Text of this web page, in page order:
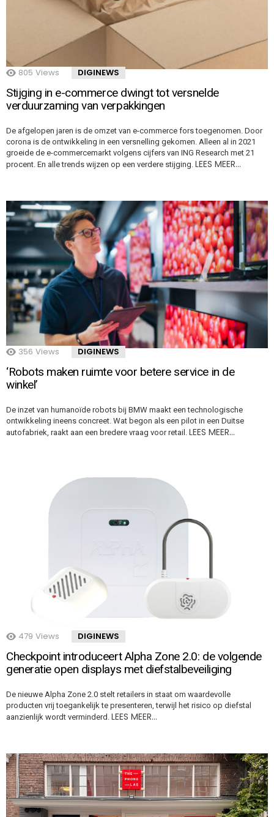
805 Views DIGINEWS
Stijging in e-commerce dwingt tot versnelde
verduurzaming van verpakkingen
De afgelopen jaren is de omzet van e-commerce fors toegenomen. Door
corona is de ontwikkeling in een versnelling gekomen. Alleen al in 2021
groeide de e-commercemarkt volgens cijfers van ING Research met 21
procent. En alle trends wijzen op een verdere stijging. LEES MEER…
356 Views DIGINEWS
‘Robots maken ruimte voor betere service in de
winkel’
De inzet van humanoïde robots bij BMW maakt een technologische
ontwikkeling ineens concreet. Wat begon als een pilot in een Duitse
autofabriek, raakt aan een bredere vraag voor retail. LEES MEER…
479 Views DIGINEWS
Checkpoint introduceert Alpha Zone 2.0: de volgende
generatie open displays met diefstalbeveiliging
De nieuwe Alpha Zone 2.0 stelt retailers in staat om waardevolle
producten vrij toegankelijk te presenteren, terwijl het risico op diefstal
aanzienlijk wordt verminderd. LEES MEER…